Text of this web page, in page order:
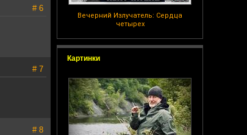
Вечерний Излучатель: Сердца
четырех
Картинки
# 6
# 7
# 8